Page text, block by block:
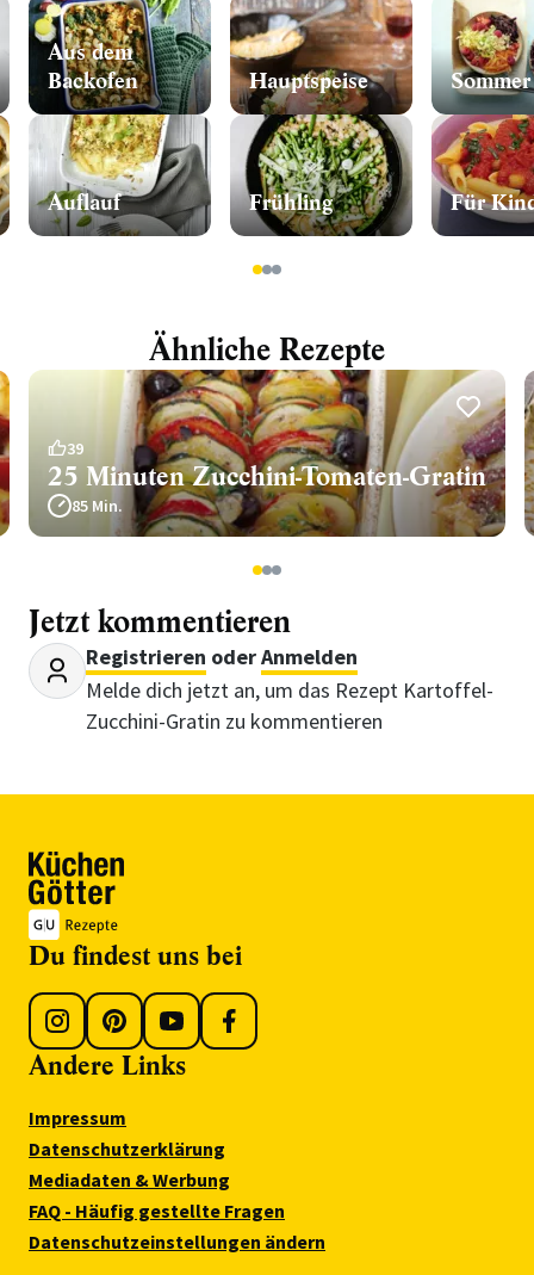
Aus dem
Backofen
Auflauf
Hauptspeise
Frühling
Sommer
Für
123
Ähnliche Rezepte
39
25 Minuten Zucchini-Tomaten-Gratin
85 Min.
123
Jetzt kommentieren
Registrieren oderAnmelden
Melde dich jetzt an, um das Rezept Kartoffel-
Zucchini-Gratin zu kommentieren
Du findest uns bei
Andere Links
Impressum
Datenschutzerklärung
Mediadaten & Werbung
FAQ - Häufig gestellte Fragen
Datenschutzeinstellungen ändern